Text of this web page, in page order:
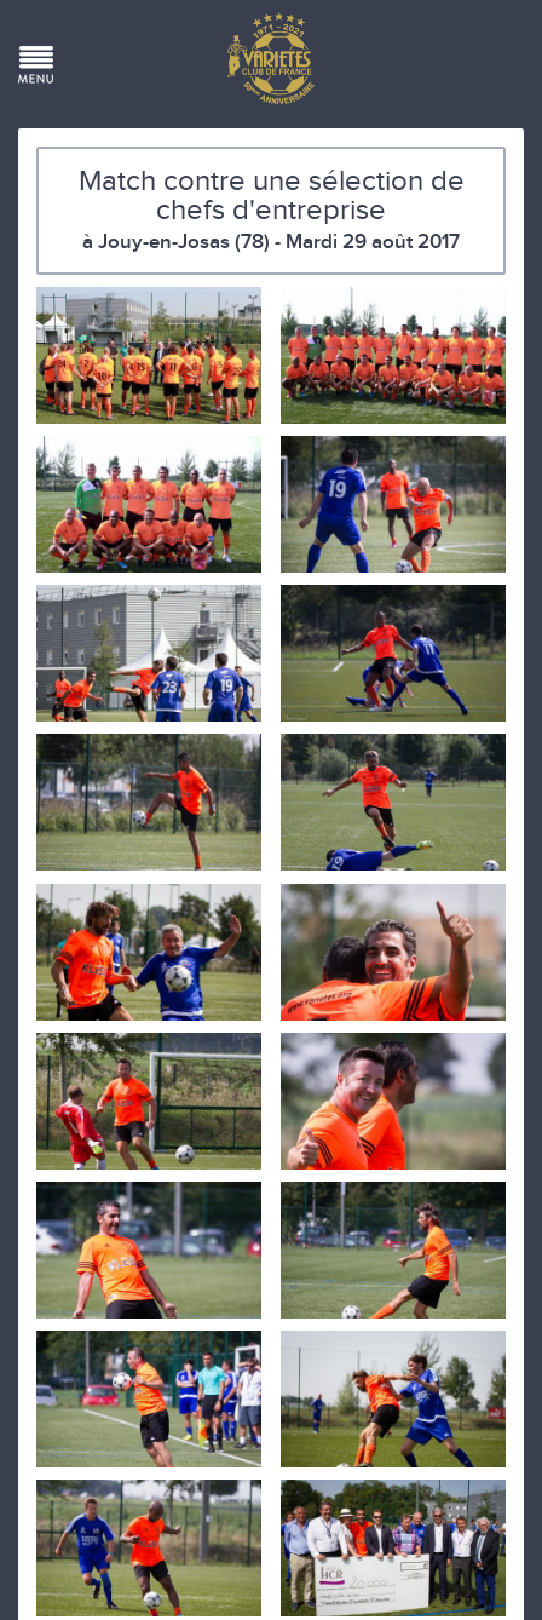
Match contre une sélection de
chefs d'entreprise
à Jouy-en-Josas (78) - Mardi 29 août 2017